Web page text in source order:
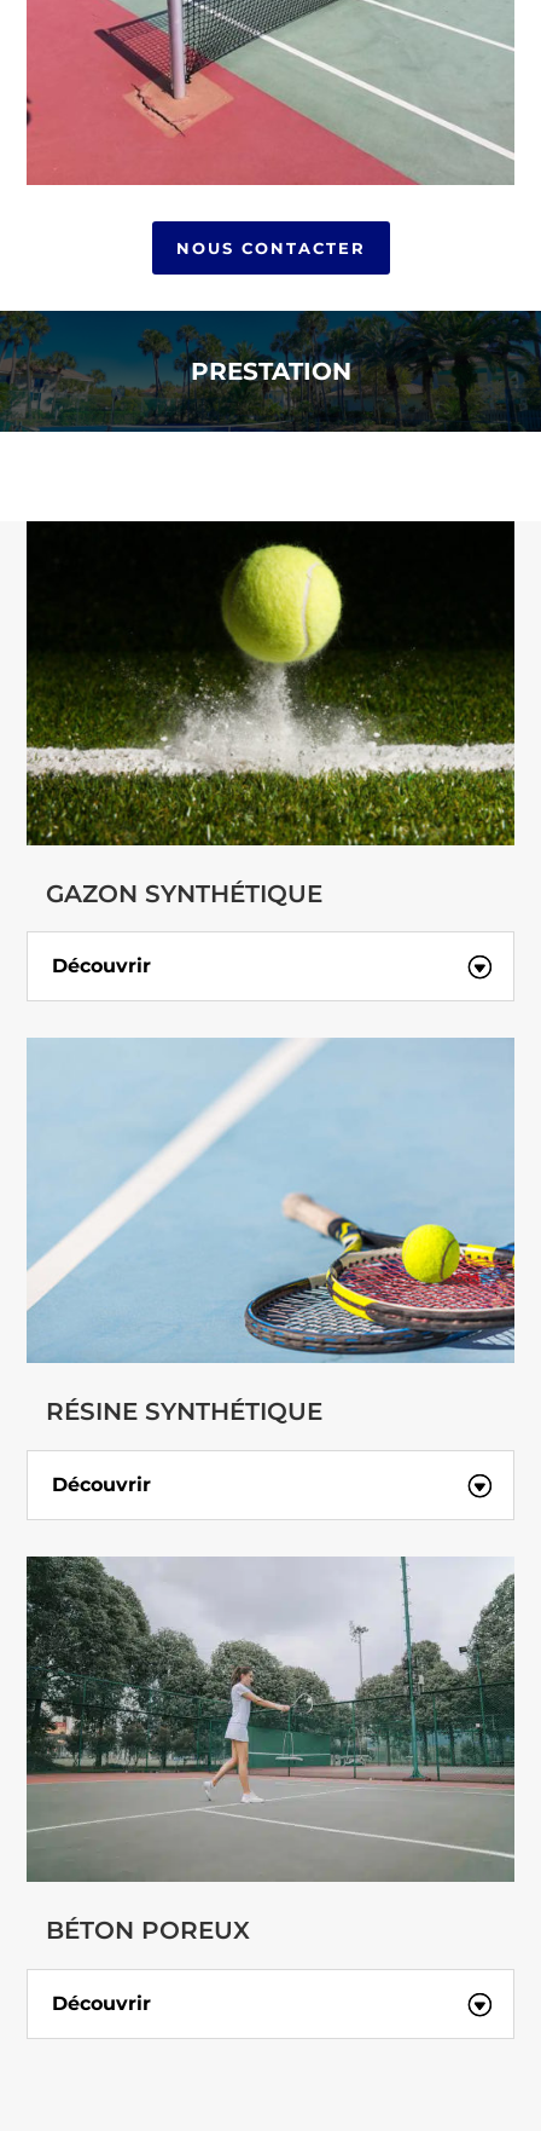
NOUS CONTACTER
PRESTATION
GAZON SYNTHÉTIQUE
Découvrir
RÉSINE SYNTHÉTIQUE
Découvrir
BÉTON POREUX
Découvrir